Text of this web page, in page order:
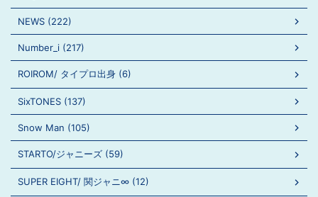
NEWS (222)
Number_i (217)
ROIROM/ タイプロ出身 (6)
SixTONES (137)
Snow Man (105)
STARTO/ジャニーズ (59)
SUPER EIGHT/ 関ジャニ∞ (12)